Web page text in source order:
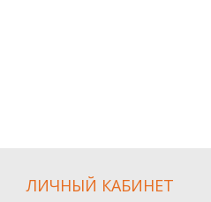
ЛИЧНЫЙ КАБИНЕТ